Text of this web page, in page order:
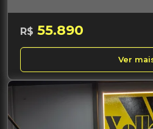
R$ 55.890
Ver